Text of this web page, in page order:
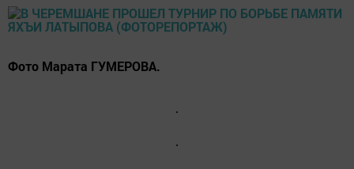
Фото Марата ГУМЕРОВА.